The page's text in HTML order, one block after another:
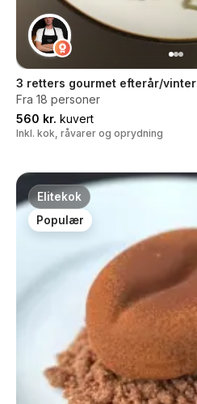
3 retters gourmet efterår/vinter
Fra 18 personer
560 kr. kuvert
Inkl. kok, råvarer og oprydning
Elitekok
Populær